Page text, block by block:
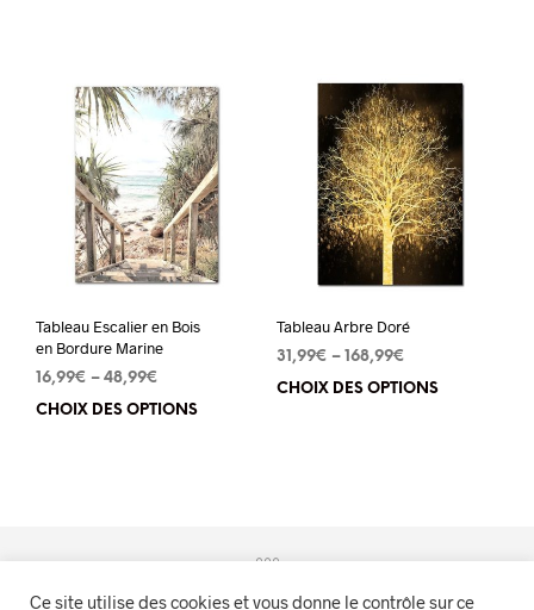
variations.
options
peuvent
choisies
page
du
Tableau Escalier en Bois
en Bordure Marine
16,99€ – 48,99€
CHOIX DES OPTIONS
Tableau Arbre Doré
31,99€ – 168,99€
CHOIX DES OPTIONS
Les
Ce site utilise des cookies et vous donne le contrôle sur ce